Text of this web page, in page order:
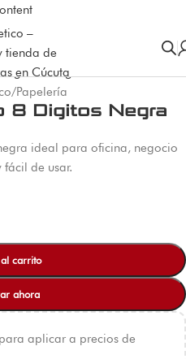
/Papelería
8 Digitos Negra
ideal para oficina, negocio
de usar.
carrito
ahora
aplicar a precios de